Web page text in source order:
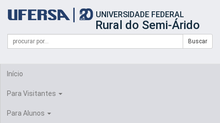
portal
UFERSA
UNIVERSIDADE FEDERAL
Rural do Semi-Árido
Formulário
Busca
Campo
de
Buscar
Início
Para Visitantes
Para Alunos